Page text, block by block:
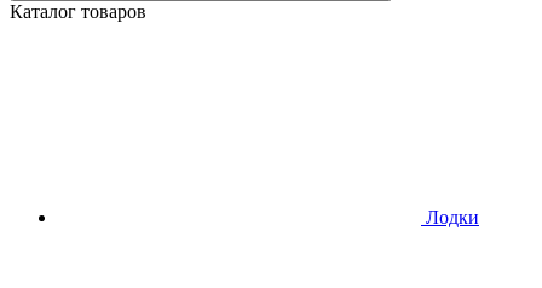
Каталог товаров
Лодки